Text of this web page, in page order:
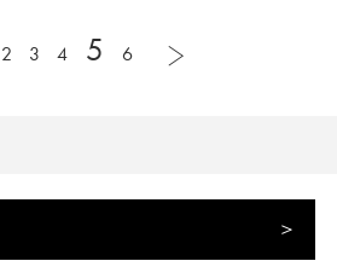
2 3 4 5 6